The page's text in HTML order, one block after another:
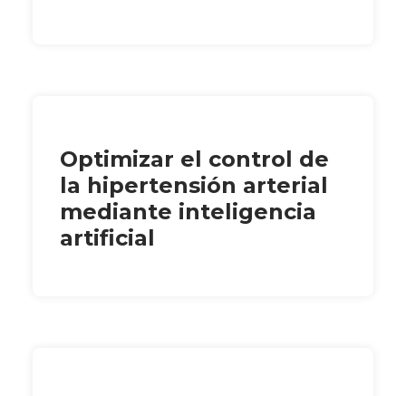
Optimizar el control de
la hipertensión arterial
mediante inteligencia
artificial